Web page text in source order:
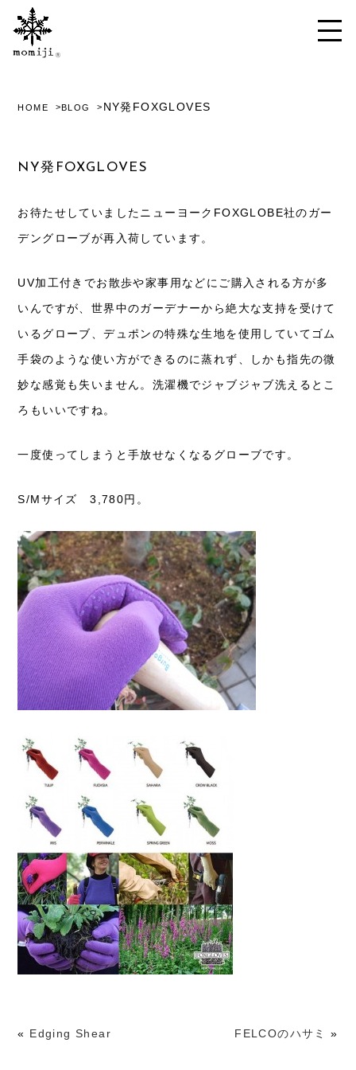
HOME BLOG NY発FOXGLOVES
NY発FOXGLOVES
お待たせしていましたニューヨーク FOXGLOBE社のガー
デングローブが再入荷しています。
UV加工付きでお散歩や家事用などにご購入される方が多
いんですが、世界中のガーデナーから絶大な支持を受けて
いるグローブ、デュポンの特殊な生地を使用していてゴム
手袋のような使い方ができるのに蒸れず、しかも指先の微
妙な感覚も失いません。洗濯機でジャブジャブ洗えるとこ
ろもいいですね。
一度使ってしまうと手放せなくなるグローブです。
S/Mサイズ 3,780円。
« Edging Shear FELCOのハサミ »